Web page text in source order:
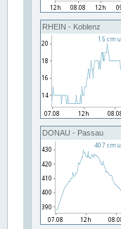
RHEIN - Koblenz
DONAU - Passau